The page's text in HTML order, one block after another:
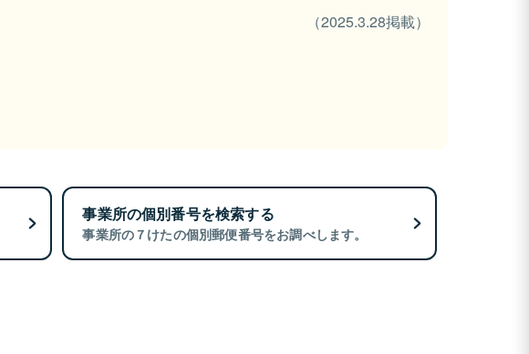
（2025.3.28掲載）
事業所の個別番号を検索する
事業所の７けたの個別郵便番号をお調べします。